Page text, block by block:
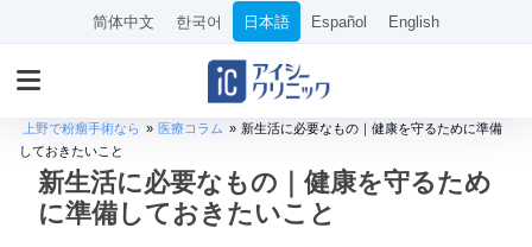
简体中文 한국어 日本語 Español English
上野で粉瘤手術なら » 医療コラム » 新生活に必要なもの｜健康を守るために準備
しておきたいこと
新生活に必要なもの｜健康を守るため
に準備しておきたいこと